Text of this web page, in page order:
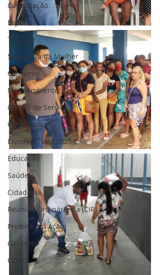
Capacitação
Esporte
Turismo
Secretaria da Mulher
Concurso
Meio Ambiente
Ordem de Serviço
Carnavassis
ExpoFronteira 2025
Educação
Saúde
Cidadania
Reunião Ordinária da (CIR)
Prefeito em Ação
Gabinete
Obras